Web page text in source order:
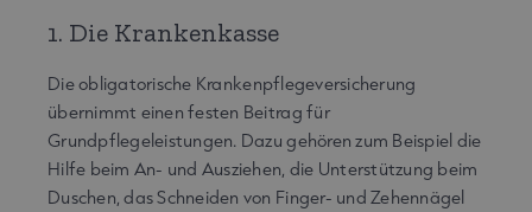
1. Die Krankenkasse
Die obligatorische Krankenpflegeversicherung
übernimmt einen festen Beitrag für
Grundpflegeleistungen. Dazu gehören zum Beispiel die
Hilfe beim An- und Ausziehen, die Unterstützung beim
Duschen, das Schneiden von Finger- und Zehennägel